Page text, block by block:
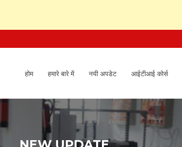
होम हमारे बारे में नयी अपडेट आईटीआई कोर्स